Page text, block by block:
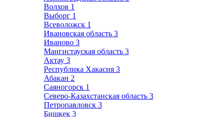
Волхов 1
Выборг 1
Всеволожск 1
Ивановская область 3
Иваново 3
Мангистауская область 3
Актау 3
Республика Хакасия 3
Абакан 2
Саяногорск 1
Северо-Казахстанская область 3
Петропавловск 3
Бишкек 3